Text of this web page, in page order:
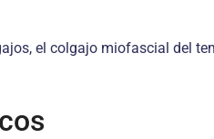
el colgajo miofascial del